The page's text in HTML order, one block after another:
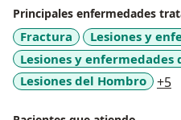
PONENTE EN EL 1ER
DE CHOQUE EN MEDICINA.
VICE-PRESIDENTE DE LA
EL TRATAMIENTO CON
Principales enfermedades
Fractura
Lesiones y
Lesiones y enfermedades
Lesiones del Hombro
+5